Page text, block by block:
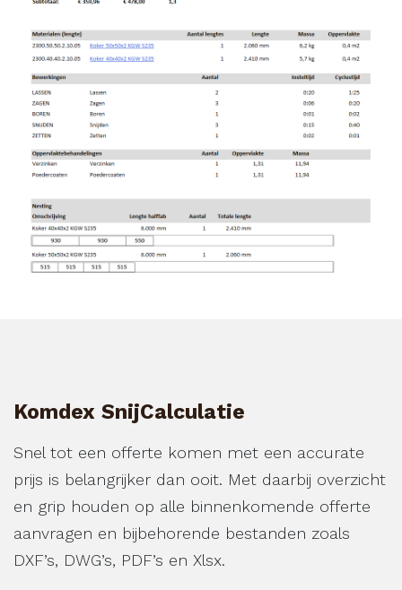
Komdex SnijCalculatie
Snel tot een offerte komen met een accurate
prijs is belangrijker dan ooit. Met daarbij overzicht
en grip houden op alle binnenkomende offerte
aanvragen en bijbehorende bestanden zoals
DXF’s, DWG’s, PDF’s en Xlsx.